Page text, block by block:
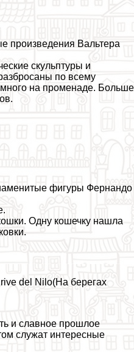
произведения Вальтера
скульптуры и
по всему
на променаде. Больше
фигуры Фернандо
Одну кошечку нашла
del Nilo(На берегах
и славное прошлое
служат интересные